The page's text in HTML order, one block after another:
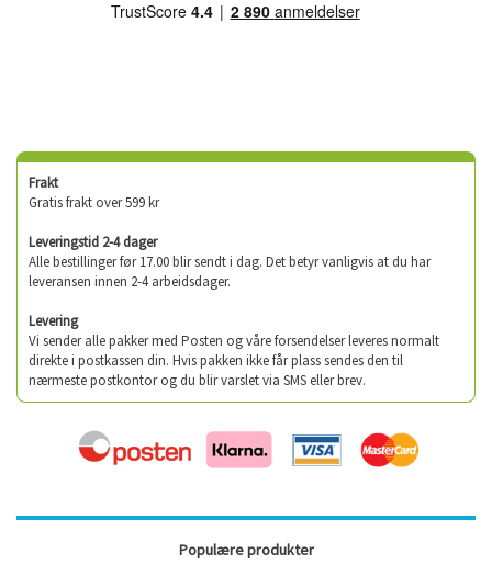
Frakt
Gratis frakt over 599 kr
Leveringstid 2-4 dager
Alle bestillinger før 17.00 blir sendt i dag. Det betyr vanligvis at du har
leveransen innen 2-4 arbeidsdager.
Levering
Vi sender alle pakker med Posten og våre forsendelser leveres normalt
direkte i postkassen din. Hvis pakken ikke får plass sendes den til
nærmeste postkontor og du blir varslet via SMS eller brev.
Populære produkter